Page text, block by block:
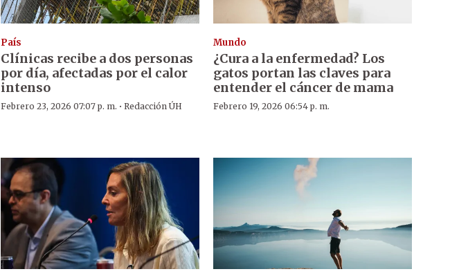
País
Clínicas recibe a dos personas
por día, afectadas por el calor
intenso
Febrero 23, 2026 07:07 p. m. · Redacción ÚH
Mundo
¿Cura a la enfermedad? Los
gatos portan las claves para
entender el cáncer de mama
Febrero 19, 2026 06:54 p. m.